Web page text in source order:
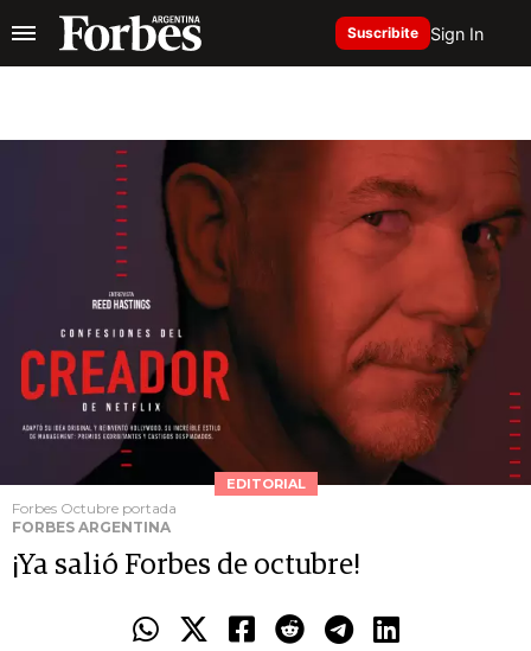
Suscribite Sign In
EDITORIAL
Forbes Octubre portada
FORBES ARGENTINA
¡Ya salió Forbes de octubre!